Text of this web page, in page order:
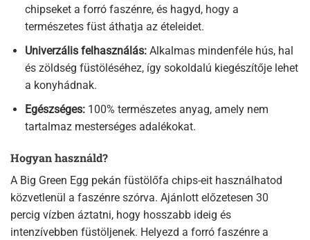
chipseket a forró faszénre, és hagyd, hogy a
természetes füst áthatja az ételeidet.
Univerzális felhasználás:Alkalmas mindenféle hús, hal
és zöldség füstöléséhez, így sokoldalú kiegészítője lehet
a konyhádnak.
Egészséges:100% természetes anyag, amely nem
tartalmaz mesterséges adalékokat.
Hogyan használd?
A Big Green Egg pekán füstölőfa chips-eit használhatod
közvetlenül a faszénre szórva. Ajánlott előzetesen 30
percig vízben áztatni, hogy hosszabb ideig és
intenzívebben füstöljenek. Helyezd a forró faszénre a